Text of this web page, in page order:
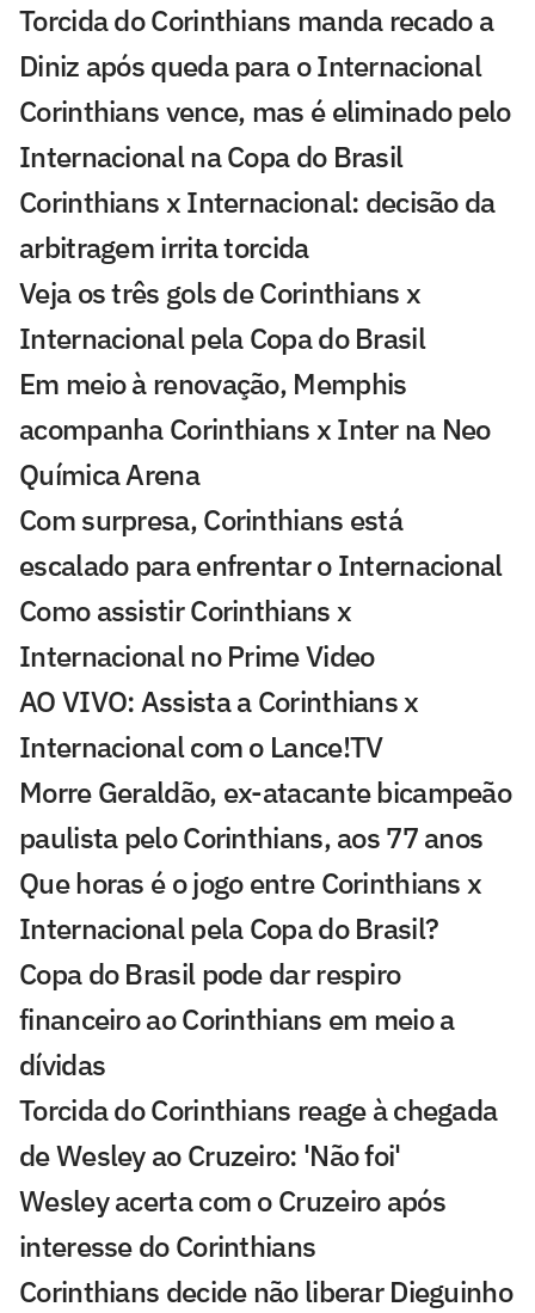
Torcida do Corinthians manda recado a
Diniz após queda para o Internacional
Corinthians vence, mas é eliminado pelo
Internacional na Copa do Brasil
Corinthians x Internacional: decisão da
arbitragem irrita torcida
Veja os três gols de Corinthians x
Internacional pela Copa do Brasil
Em meio à renovação, Memphis
acompanha Corinthians x Inter na Neo
Química Arena
Com surpresa, Corinthians está
escalado para enfrentar o Internacional
Como assistir Corinthians x
Internacional no Prime Video
AO VIVO: Assista a Corinthians x
Internacional com o Lance!TV
Morre Geraldão, ex-atacante bicampeão
paulista pelo Corinthians, aos 77 anos
Que horas é o jogo entre Corinthians x
Internacional pela Copa do Brasil?
Copa do Brasil pode dar respiro
financeiro ao Corinthians em meio a
dívidas
Torcida do Corinthians reage à chegada
de Wesley ao Cruzeiro: 'Não foi'
Wesley acerta com o Cruzeiro após
interesse do Corinthians
Corinthians decide não liberar Dieguinho